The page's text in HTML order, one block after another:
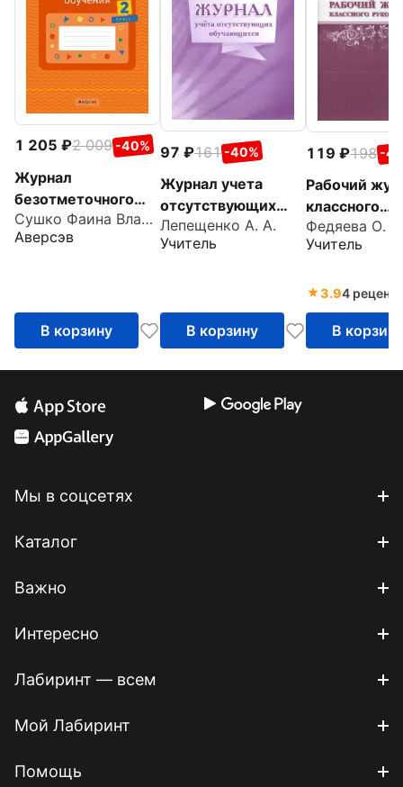
1 205 2 009 -40%
Журнал
безотметочного
обучения. 2 классСушко Фаина Владимировна
Аверсэв
В корзину
97 161 -40%
Журнал учета
отсутствующих
обучающихся
Лепещенко А. А.
Учитель
В корзину
119 198 -
Рабочий
классного
Федяева О. В.
Учитель
3.94
В корзину
Мы в соцсетях
Каталог
Важно
Интересно
Лабиринт — всем
Мой Лабиринт
Помощь